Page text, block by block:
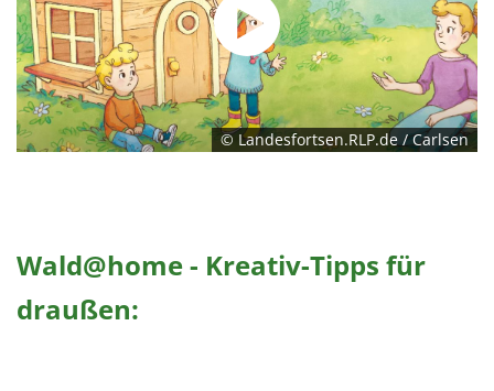
© Landesfortsen.RLP.de / Carlsen
Wald@home - Kreativ-Tipps für
draußen: